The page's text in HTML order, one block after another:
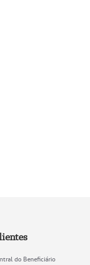
do Beneficiário